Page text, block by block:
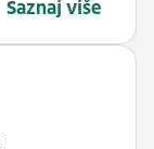
Saznaj više